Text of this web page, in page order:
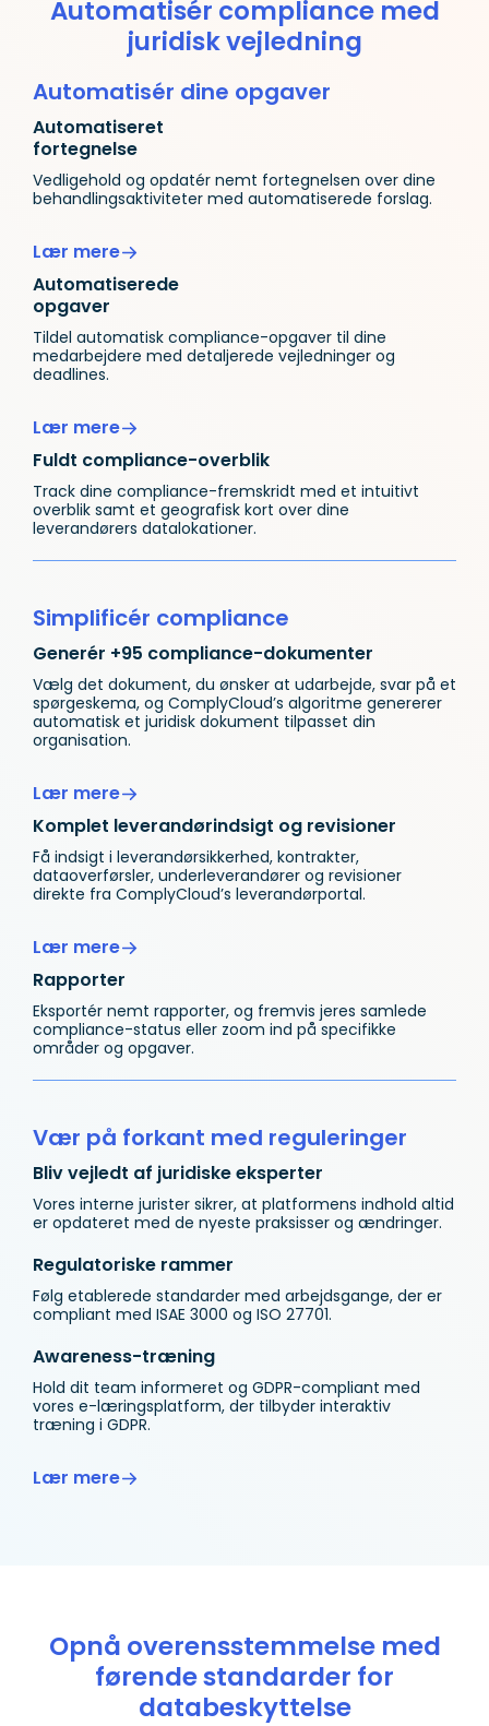
Automatisér compliance med
juridisk vejledning
Automatisér dine opgaver
Automatiseret
fortegnelse
Vedligehold og opdatér nemt fortegnelsen over dine
behandlingsaktiviteter med automatiserede forslag.
Lær mere
Automatiserede
opgaver
Tildel automatisk compliance-opgaver til dine
medarbejdere med detaljerede vejledninger og
deadlines.
Lær mere
Fuldt compliance-overblik
Track dine compliance-fremskridt med et intuitivt
overblik samt et geografisk kort over dine
leverandørers datalokationer.
Simplificér compliance
Generér +95 compliance-dokumenter
Vælg det dokument, du ønsker at udarbejde, svar på et
spørgeskema, og ComplyCloud’s algoritme genererer
automatisk et juridisk dokument tilpasset din
organisation.
Lær mere
Komplet leverandørindsigt og revisioner
Få indsigt i leverandørsikkerhed, kontrakter,
dataoverførsler, underleverandører og revisioner
direkte fra ComplyCloud’s leverandørportal.
Lær mere
Rapporter
Eksportér nemt rapporter, og fremvis jeres samlede
compliance-status eller zoom ind på specifikke
områder og opgaver.
Vær på forkant med reguleringer
Bliv vejledt af juridiske eksperter
Vores interne jurister sikrer, at platformens indhold altid
er opdateret med de nyeste praksisser og ændringer.
Regulatoriske rammer
Følg etablerede standarder med arbejdsgange, der er
compliant med ISAE 3000 og ISO 27701.
Awareness-træning
Hold dit team informeret og GDPR-compliant med
vores e-læringsplatform, der tilbyder interaktiv
træning i GDPR.
Lær mere
Opnå overensstemmelse med
førende standarder for
databeskyttelse